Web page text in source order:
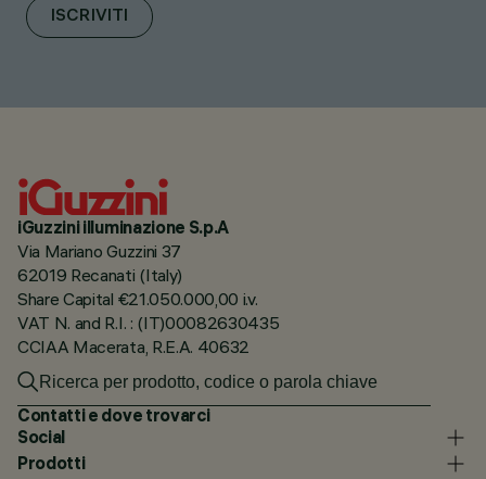
ISCRIVITI
iGuzzini illuminazione S.p.A
Via Mariano Guzzini 37
62019 Recanati (Italy)
Share Capital €21.050.000,00 i.v.
VAT N. and R.I. : (IT)00082630435
CCIAA Macerata, R.E.A. 40632
Contatti e dove trovarci
Social
Prodotti